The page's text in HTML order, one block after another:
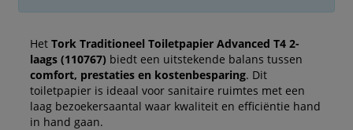
Het Tork Traditioneel Toiletpapier Advanced T4 2-
laags (110767) biedt een uitstekende balans tussen
comfort, prestaties en kostenbesparing. Dit
toiletpapier is ideaal voor sanitaire ruimtes met een
laag bezoekersaantal waar kwaliteit en efficiëntie hand
in hand gaan.